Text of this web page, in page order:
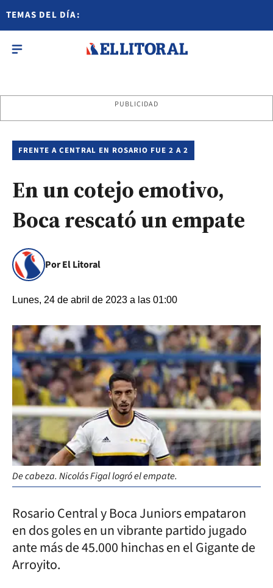
TEMAS DEL DÍA:
PUBLICIDAD
FRENTE A CENTRAL EN ROSARIO FUE 2 A 2
En un cotejo emotivo,
Boca rescató un empate
Por El Litoral
Lunes, 24 de abril de 2023 a las 01:00
De cabeza. Nicolás Figal logró el empate.
Rosario Central y Boca Juniors empataron
en dos goles en un vibrante partido jugado
ante más de 45.000 hinchas en el Gigante de
Arroyito.